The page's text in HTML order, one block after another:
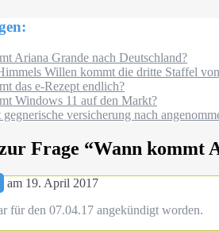
Ariana Grande nach Deutschland?
Willen kommt die dritte Staffel
das e-Rezept endlich?
Windows 11 auf den Markt?
versicherung nach
Frage “Wann kommt
am 19. April 2017
für den 07.04.17 angekündigt worden.